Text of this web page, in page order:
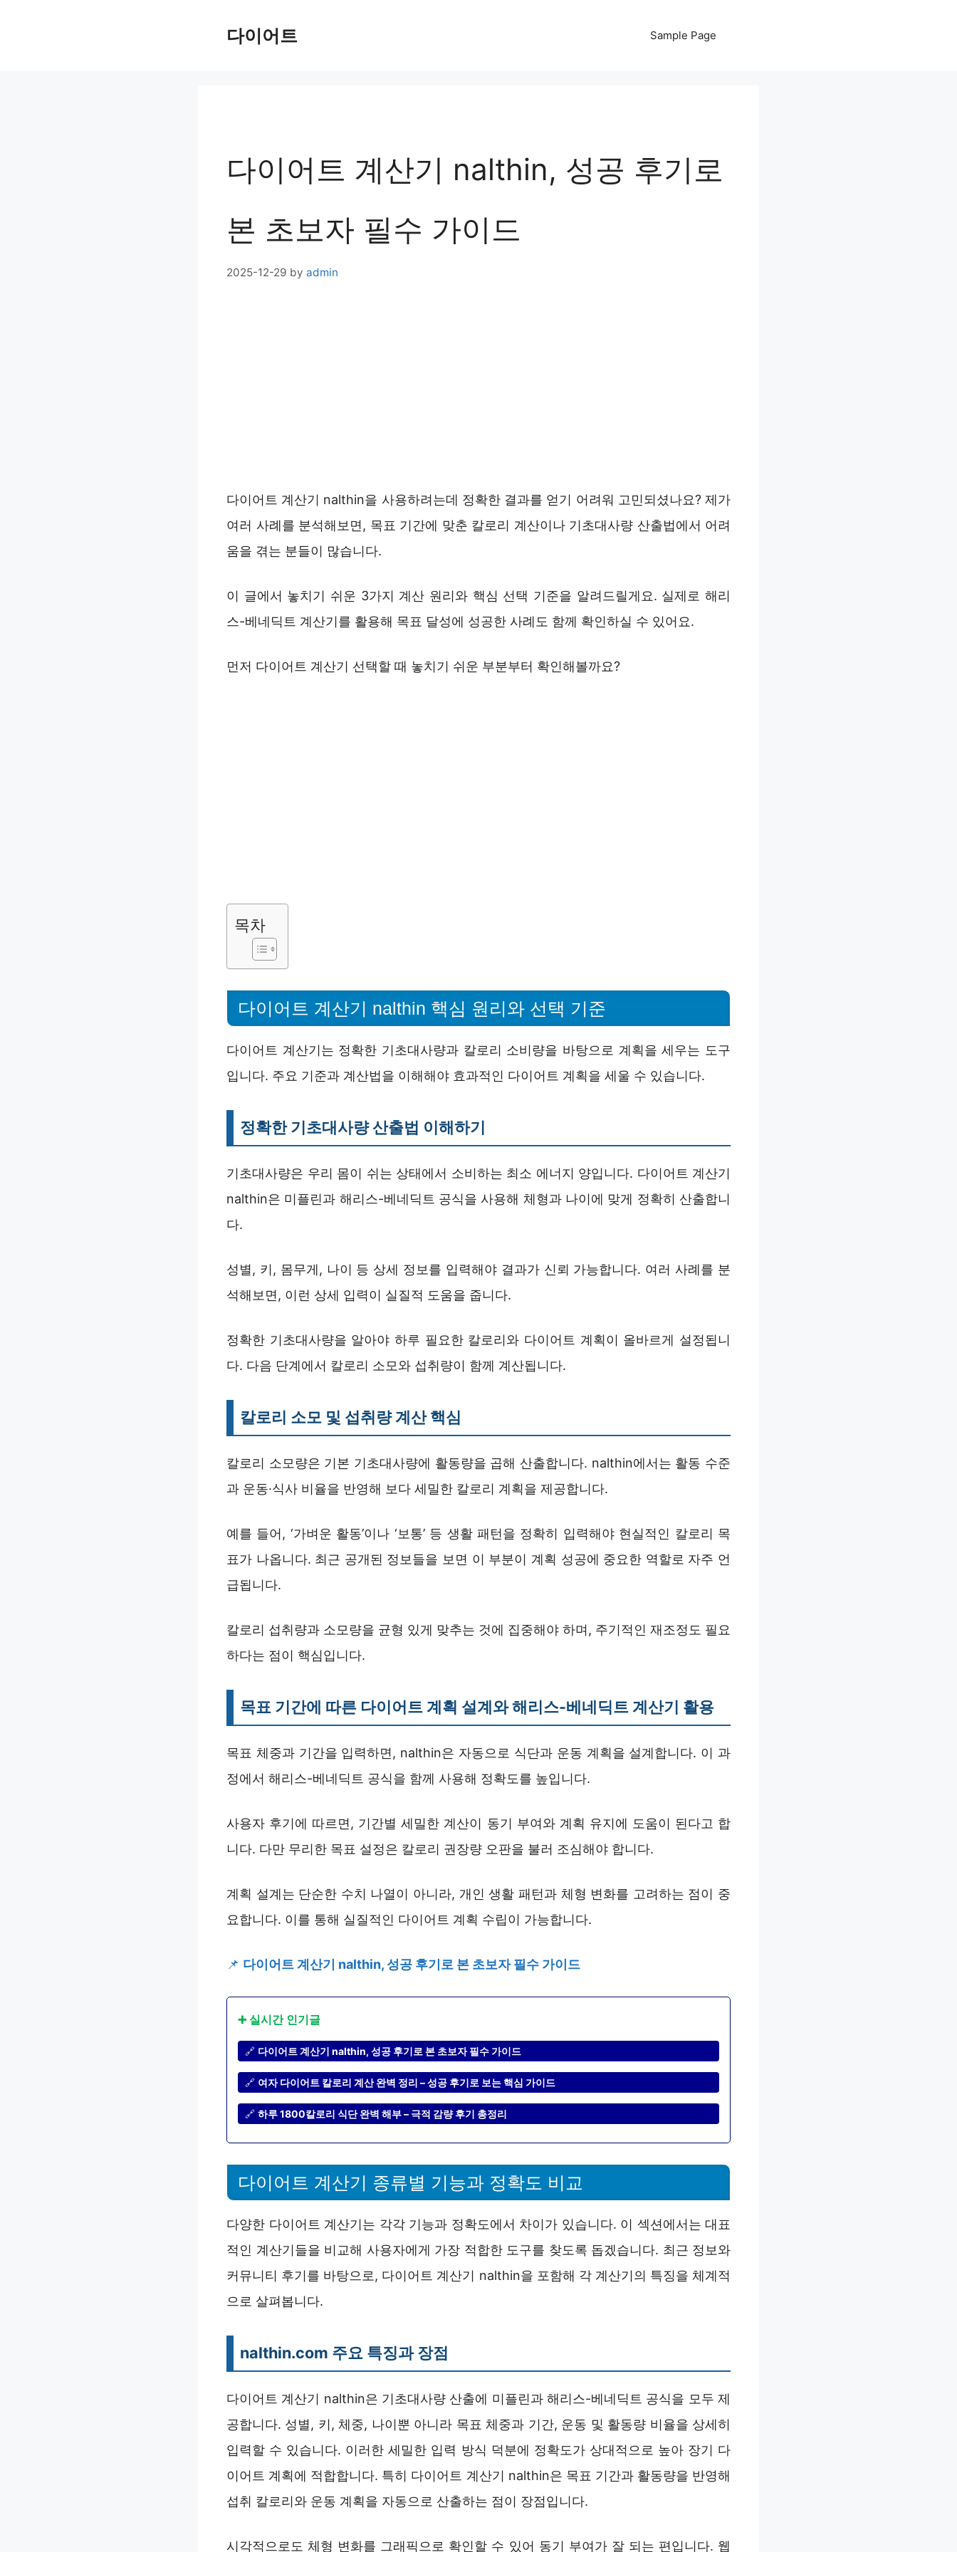
다이어트 Sample Page
다이어트 계산기 nalthin, 성공 후기로
본 초보자 필수 가이드
2025-12-29 by admin
다이어트 계산기 nalthin을 사용하려는데 정확한 결과를 얻기 어려워 고민되셨나요? 제가
여러 사례를 분석해보면, 목표 기간에 맞춘 칼로리 계산이나 기초대사량 산출법에서 어려
움을 겪는 분들이 많습니다.
이 글에서 놓치기 쉬운 3가지 계산 원리와 핵심 선택 기준을 알려드릴게요. 실제로 해리
스-베네딕트 계산기를 활용해 목표 달성에 성공한 사례도 함께 확인하실 수 있어요.
먼저 다이어트 계산기 선택할 때 놓치기 쉬운 부분부터 확인해볼까요?
목차
다이어트 계산기 nalthin 핵심 원리와 선택 기준
다이어트 계산기는 정확한 기초대사량과 칼로리 소비량을 바탕으로 계획을 세우는 도구
입니다. 주요 기준과 계산법을 이해해야 효과적인 다이어트 계획을 세울 수 있습니다.
정확한 기초대사량 산출법 이해하기
기초대사량은 우리 몸이 쉬는 상태에서 소비하는 최소 에너지 양입니다. 다이어트 계산기
nalthin은 미플린과 해리스-베네딕트 공식을 사용해 체형과 나이에 맞게 정확히 산출합니
다.
성별, 키, 몸무게, 나이 등 상세 정보를 입력해야 결과가 신뢰 가능합니다. 여러 사례를 분
석해보면, 이런 상세 입력이 실질적 도움을 줍니다.
정확한 기초대사량을 알아야 하루 필요한 칼로리와 다이어트 계획이 올바르게 설정됩니
다. 다음 단계에서 칼로리 소모와 섭취량이 함께 계산됩니다.
칼로리 소모 및 섭취량 계산 핵심
칼로리 소모량은 기본 기초대사량에 활동량을 곱해 산출합니다. nalthin에서는 활동 수준
과 운동·식사 비율을 반영해 보다 세밀한 칼로리 계획을 제공합니다.
예를 들어, ‘가벼운 활동’이나 ‘보통’ 등 생활 패턴을 정확히 입력해야 현실적인 칼로리 목
표가 나옵니다. 최근 공개된 정보들을 보면 이 부분이 계획 성공에 중요한 역할로 자주 언
급됩니다.
칼로리 섭취량과 소모량을 균형 있게 맞추는 것에 집중해야 하며, 주기적인 재조정도 필요
하다는 점이 핵심입니다.
목표 기간에 따른 다이어트 계획 설계와 해리스-베네딕트 계산기 활용
목표 체중과 기간을 입력하면, nalthin은 자동으로 식단과 운동 계획을 설계합니다. 이 과
정에서 해리스-베네딕트 공식을 함께 사용해 정확도를 높입니다.
사용자 후기에 따르면, 기간별 세밀한 계산이 동기 부여와 계획 유지에 도움이 된다고 합
니다. 다만 무리한 목표 설정은 칼로리 권장량 오판을 불러 조심해야 합니다.
계획 설계는 단순한 수치 나열이 아니라, 개인 생활 패턴과 체형 변화를 고려하는 점이 중
요합니다. 이를 통해 실질적인 다이어트 계획 수립이 가능합니다.
📌 다이어트 계산기 nalthin, 성공 후기로 본 초보자 필수 가이드
➕ 실시간 인기글
🔗 다이어트 계산기 nalthin, 성공 후기로 본 초보자 필수 가이드
🔗 여자 다이어트 칼로리 계산 완벽 정리 – 성공 후기로 보는 핵심 가이드
🔗 하루 1800칼로리 식단 완벽 해부 – 극적 감량 후기 총정리
다이어트 계산기 종류별 기능과 정확도 비교
다양한 다이어트 계산기는 각각 기능과 정확도에서 차이가 있습니다. 이 섹션에서는 대표
적인 계산기들을 비교해 사용자에게 가장 적합한 도구를 찾도록 돕겠습니다. 최근 정보와
커뮤니티 후기를 바탕으로, 다이어트 계산기 nalthin을 포함해 각 계산기의 특징을 체계적
으로 살펴봅니다.
nalthin.com 주요 특징과 장점
다이어트 계산기 nalthin은 기초대사량 산출에 미플린과 해리스-베네딕트 공식을 모두 제
공합니다. 성별, 키, 체중, 나이뿐 아니라 목표 체중과 기간, 운동 및 활동량 비율을 상세히
입력할 수 있습니다. 이러한 세밀한 입력 방식 덕분에 정확도가 상대적으로 높아 장기 다
이어트 계획에 적합합니다. 특히 다이어트 계산기 nalthin은 목표 기간과 활동량을 반영해
섭취 칼로리와 운동 계획을 자동으로 산출하는 점이 장점입니다.
시각적으로도 체형 변화를 그래픽으로 확인할 수 있어 동기 부여가 잘 되는 편입니다. 웹